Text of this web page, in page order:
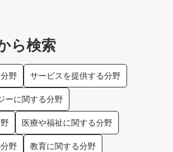
ら検索
野 サービスを提供する分野
ーに関する分野
医療や福祉に関する分野
野 教育に関する分野